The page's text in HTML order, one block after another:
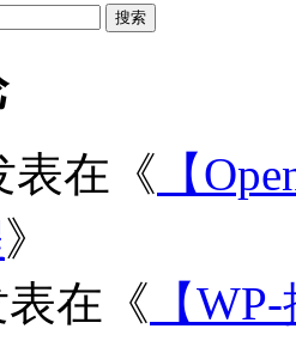
表在《 【
》
在《 【